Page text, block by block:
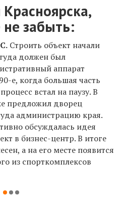
забыть:
Строить объект начали
должен был
аппарат
е, когда большая часть
встал на паузу.В
предложил дворец
администрацию края.
обсуждалась идея
в бизнес-центр. В итоге
а на его месте появится
из спорткомплексов